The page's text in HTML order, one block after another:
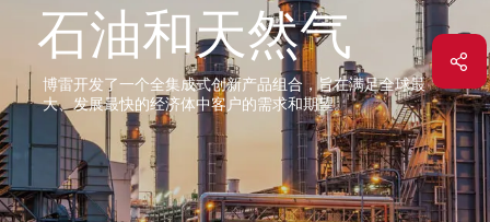
石油和天然气
博雷开发了一个全集成式创新产品组合，旨在满足全球最
大、发展最快的经济体中客户的需求和期望。